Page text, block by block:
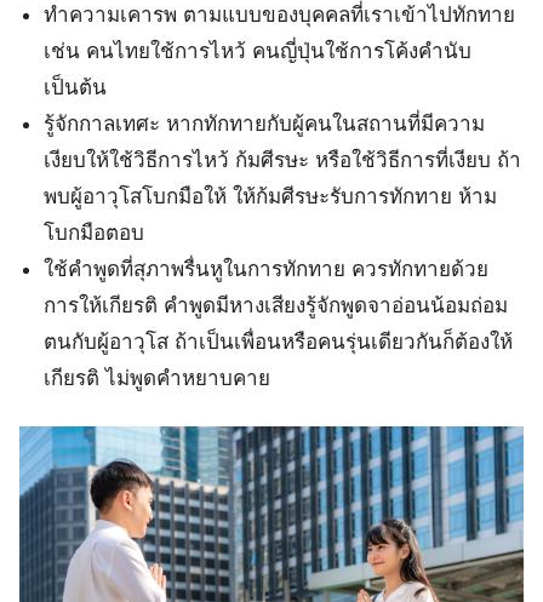
ทำความเคารพ ตามแบบของบุคคลที่เราเข้าไปทักทาย
เช่น คนไทยใช้การไหว้ คนญี่ปุ่นใช้การโค้งคำนับ
เป็นต้น
รู้จักกาลเทศะ หากทักทายกับผู้คนในสถานที่มีความ
เงียบให้ใช้วิธีการไหว้ ก้มศีรษะ หรือใช้วิธีการที่เงียบ ถ้า
พบผู้อาวุโสโบกมือให้ ให้ก้มศีรษะรับการทักทาย ห้าม
โบกมือตอบ
ใช้คำพูดที่สุภาพรื่นหูในการทักทาย ควรทักทายด้วย
การให้เกียรติ คำพูดมีหางเสียงรู้จักพูดจาอ่อนน้อมถ่อม
ตนกับผู้อาวุโส ถ้าเป็นเพื่อนหรือคนรุ่นเดียวกันก็ต้องให้
เกียรติ ไม่พูดคำหยาบคาย